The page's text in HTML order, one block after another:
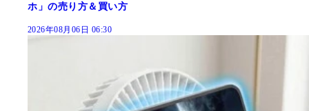
ホ」の売り方＆買い方
2026年08月06日 06:30